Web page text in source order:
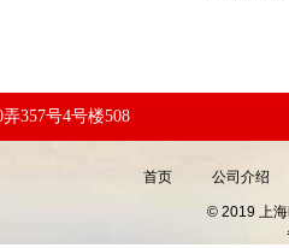
357号4号楼508
首页 公司介绍
© 2019 上